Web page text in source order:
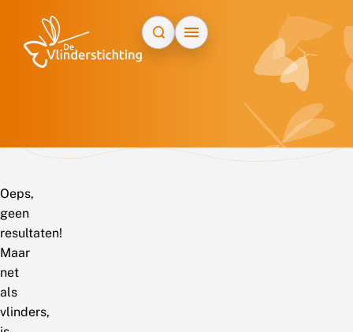
Oeps,
geen
resultaten!
Maar
net
als
vlinders,